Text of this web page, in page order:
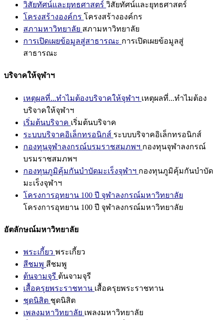
วิสัยทัศน์และยุทธศาสตร์ วิสัยทัศน์และยุทธศาสตร์
โครงสร้างองค์กร โครงสร้างองค์กร
สภามหาวิทยาลัย สภามหาวิทยาลัย
การเปิดเผยข้อมูลสู่สาธารณะ การเปิดเผยข้อมูลสู่
สาธารณะ
บริจาคให้จุฬาฯ
เหตุผลที่...ทำไมต้องบริจาคให้จุฬาฯ เหตุผลที่...ทำไมต้อง
บริจาคให้จุฬาฯ
เริ่มต้นบริจาค เริ่มต้นบริจาค
ระบบบริจาคอิเล็กทรอนิกส์ ระบบบริจาคอิเล็กทรอนิกส์
กองทุนจุฬาลงกรณ์บรมราชสมภพฯ กองทุนจุฬาลงกรณ์
บรมราชสมภพฯ
กองทุนภูมิคุ้มกันบำบัดมะเร็งจุฬาฯ กองทุนภูมิคุ้มกันบำบัด
มะเร็งจุฬาฯ
โครงการอุทยาน 100 ปี จุฬาลงกรณ์มหาวิทยาลัย
โครงการอุทยาน 100 ปี จุฬาลงกรณ์มหาวิทยาลัย
อัตลักษณ์มหาวิทยาลัย
พระเกี้ยว พระเกี้ยว
สีชมพู สีชมพู
ต้นจามจุรี ต้นจามจุรี
เสื้อครุยพระราชทาน เสื้อครุยพระราชทาน
ชุดนิสิต ชุดนิสิต
เพลงมหาวิทยาลัย เพลงมหาวิทยาลัย